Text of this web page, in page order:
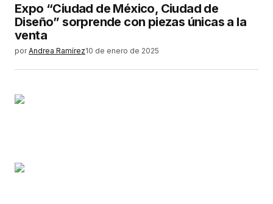
Expo “Ciudad de México, Ciudad de
Diseño” sorprende con piezas únicas a la
venta
por Andrea Ramírez10 de enero de 2025